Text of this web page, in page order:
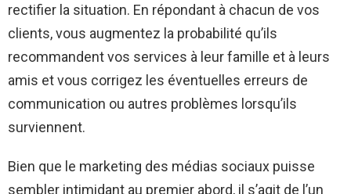
rectifier la situation. En répondant à chacun de vos
clients, vous augmentez la probabilité qu’ils
recommandent vos services à leur famille et à leurs
amis et vous corrigez les éventuelles erreurs de
communication ou autres problèmes lorsqu’ils
surviennent.
Bien que le marketing des médias sociaux puisse
sembler intimidant au premier abord, il s’agit de l’un